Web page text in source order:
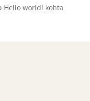
Hello world! kohta